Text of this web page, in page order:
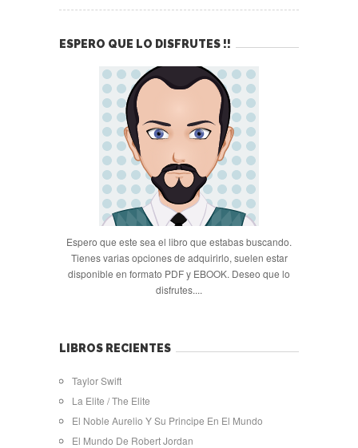
ESPERO QUE LO DISFRUTES !!
Espero que este sea el libro que estabas buscando.
Tienes varias opciones de adquirirlo, suelen estar
disponible en formato PDF y EBOOK. Deseo que lo
disfrutes....
LIBROS RECIENTES
Taylor Swift
La Elite / The Elite
El Noble Aurelio Y Su Principe En El Mundo
El Mundo De Robert Jordan